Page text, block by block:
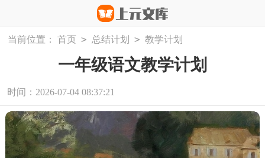
当前位置： 首页 > 总结计划 > 教学计划
一年级语文教学计划
时间：2026-07-04 08:37:21